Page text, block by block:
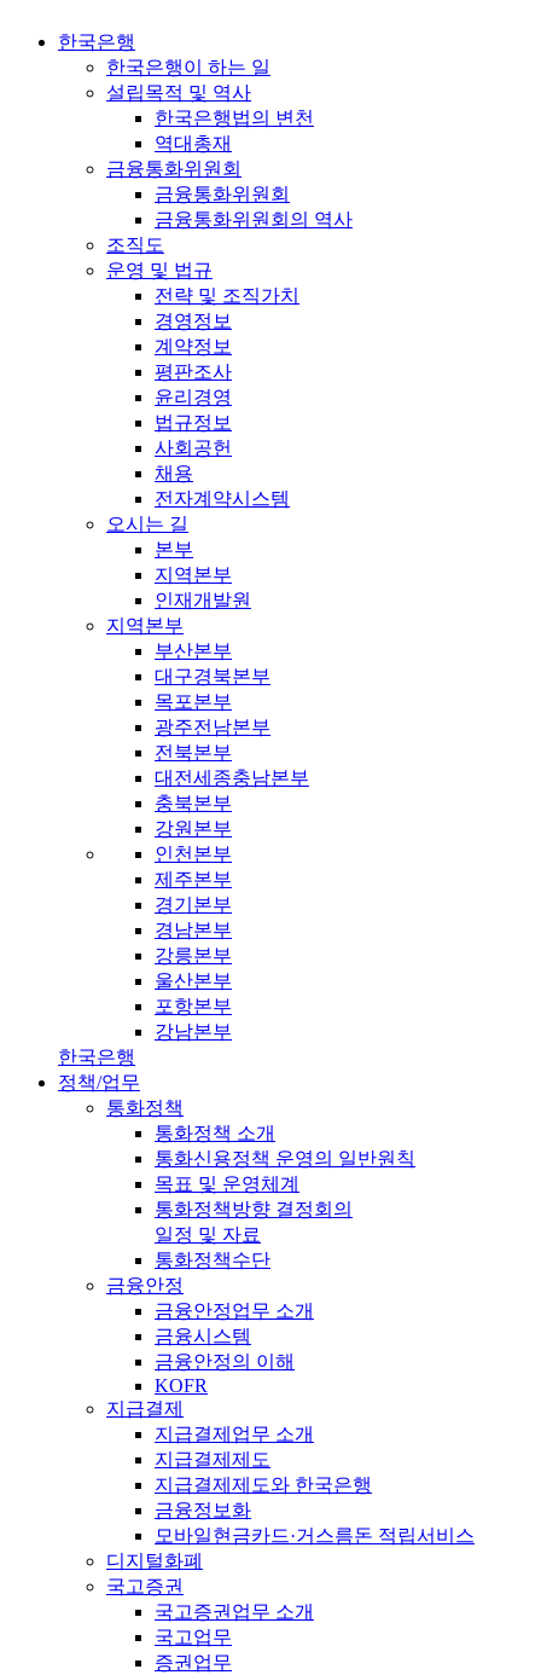
한국은행
한국은행이 하는 일
설립목적 및 역사
한국은행법의 변천
역대총재
금융통화위원회
금융통화위원회
금융통화위원회의 역사
조직도
운영 및 법규
전략 및 조직가치
경영정보
계약정보
평판조사
윤리경영
법규정보
사회공헌
채용
전자계약시스템
오시는 길
본부
지역본부
인재개발원
지역본부
부산본부
대구경북본부
목포본부
광주전남본부
전북본부
대전세종충남본부
충북본부
강원본부
인천본부
제주본부
경기본부
경남본부
강릉본부
울산본부
포항본부
강남본부
한국은행
정책/업무
통화정책
통화정책 소개
통화신용정책 운영의 일반원칙
목표 및 운영체계
통화정책방향 결정회의
일정 및 자료
통화정책수단
금융안정
금융안정업무 소개
금융시스템
금융안정의 이해
KOFR
지급결제
지급결제업무 소개
지급결제제도
지급결제제도와 한국은행
금융정보화
모바일현금카드·거스름돈 적립서비스
디지털화폐
국고증권
국고증권업무 소개
국고업무
증권업무